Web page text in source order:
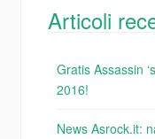
Articoli
Gratis Assassin
2016!
News Asrock.it: